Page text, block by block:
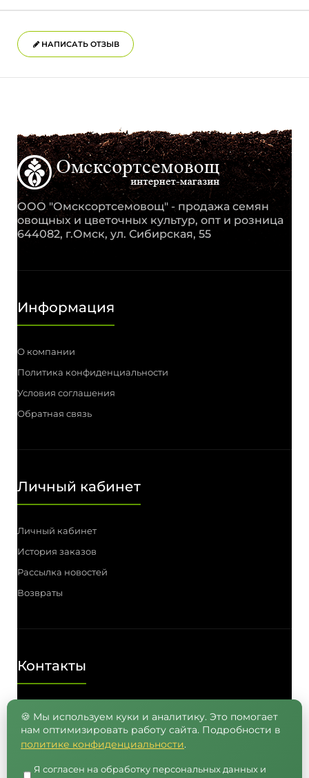
НАПИСАТЬ ОТЗЫВ
ООО "Омсксортсемовощ" - продажа семян
овощных и цветочных культур, опт и розница
644082, г.Омск, ул. Сибирская, 55
Информация
О компании
Политика конфиденциальности
Условия соглашения
Обратная связь
Личный кабинет
Личный кабинет
История заказов
Рассылка новостей
Возвраты
Контакты
8 (962) 050-05-65, 8 (965) 875-75-55
E-mail: info@semenavomske.ru
🍪 Мы используем куки и аналитику. Это помогает
нам оптимизировать работу сайта. Подробности в
политике конфиденциальности.
Я согласен на обработку персональных данных и